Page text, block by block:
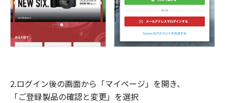
2.ログイン後の画面から「マイページ」を開き、
「ご登録製品の確認と変更」を選択